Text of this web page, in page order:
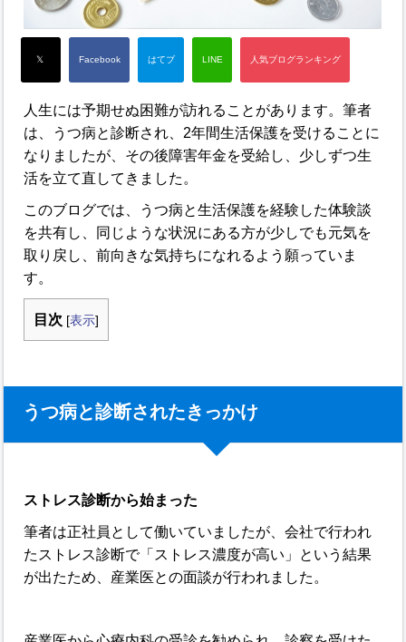
人生には予期せぬ困難が訪れることがあります。筆者
は、うつ病と診断され、2年間生活保護を受けることに
なりましたが、その後障害年金を受給し、少しずつ生
活を立て直してきました。
このブログでは、うつ病と生活保護を経験した体験談
を共有し、同じような状況にある方が少しでも元気を
取り戻し、前向きな気持ちになれるよう願っていま
す。
目次 [表示]
うつ病と診断されたきっかけ
ストレス診断から始まった
筆者は正社員として働いていましたが、会社で行われ
たストレス診断で「ストレス濃度が高い」という結果
が出たため、産業医との面談が行われました。